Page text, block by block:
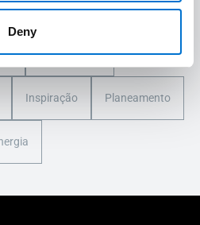
Deny
Durabilidade
Inspiração Planeamento